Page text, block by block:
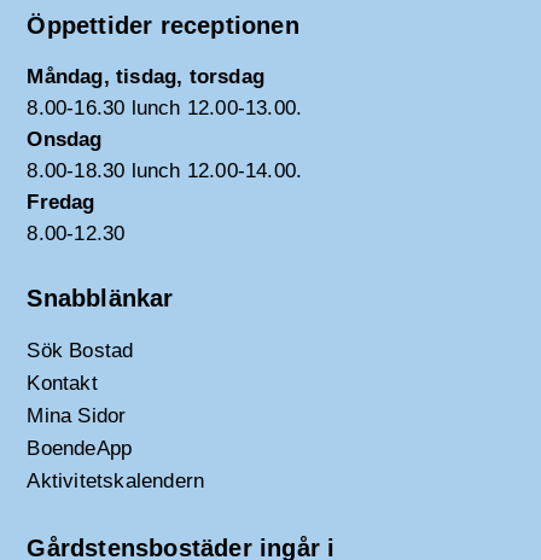
Öppettider receptionen
Måndag, tisdag, torsdag
8.00-16.30 lunch 12.00-13.00.
Onsdag
8.00-18.30 lunch 12.00-14.00.
Fredag
8.00-12.30
Snabblänkar
Sök Bostad
Kontakt
Mina Sidor
BoendeApp
Aktivitetskalendern
Gårdstensbostäder ingår i